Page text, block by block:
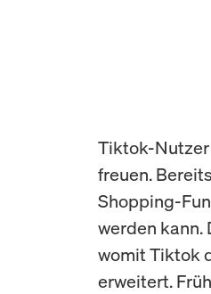
Tiktok-Nutzer
freuen.
Shopping-
werden kann.
womit Tiktok
erweitert.